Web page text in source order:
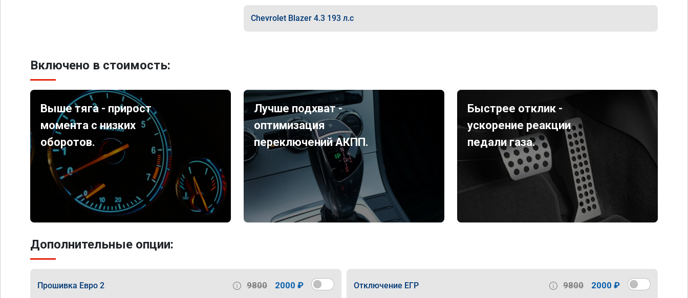
Chevrolet Blazer 4.3 193 л.с
Включено в стоимость:
Выше тяга - прирост
момента с низких
оборотов.
Лучше подхват -
оптимизация
переключений АКПП.
Быстрее отклик -
ускорение реакции
педали газа.
Дополнительные опции:
Прошивка Евро 2 9800 2000 ₽ Отключение ЕГР 9800 2000 ₽